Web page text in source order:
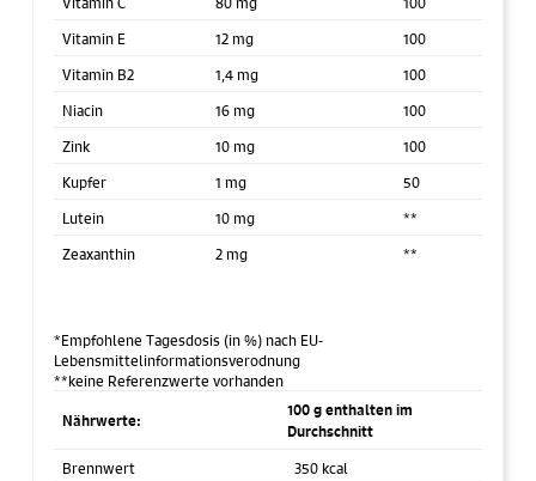
Vitamin E
12 mg
100
Vitamin B2
1,4 mg
100
Niacin
16 mg
100
Zink
10 mg
100
Kupfer
1 mg
50
Lutein
10 mg
**
Zeaxanthin
2 mg **
*Empfohlene Tagesdosis (in %) nach EU-
Lebensmittelinformationsverodnung
**keine Referenzwerte vorhanden
Nährwerte:
100 g enthalten im
Durchschnitt
Brennwert
350 kcal